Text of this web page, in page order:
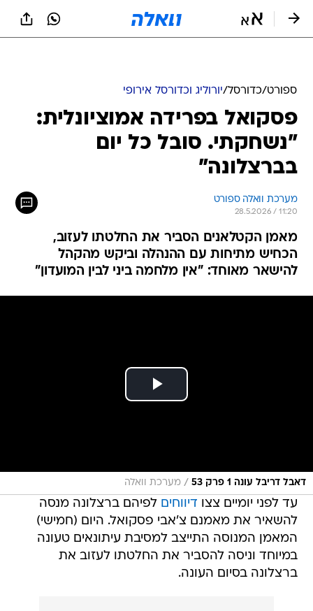
ספורט/כדורסל/יורוליג וכדורסל אירופי
פסקואל בפרידה אמוציונלית:
"נשחקתי. סובל כל יום
בברצלונה"
מערכת וואלה ספורט
28.5.2026 / 11:20
מאמן הקטלאנים הסביר את החלטתו לעזוב,
הכחיש מתיחות עם ההנהלה וביקש מהקהל
להישאר מאוחד: "אין מלחמה ביני לבין המועדון"
דאבל דריבל עונה 1 פרק 53 / מערכת וואלה
עד לפני יומיים צצו דיווחים לפיהם ברצלונה מנסה
להשאיר את מאמנם צ'אבי פסקואל. היום (חמישי)
המאמן המנוסה התייצב למסיבת עיתונאים טעונה
במיוחד וניסה להסביר את החלטתו לעזוב את
ברצלונה בסיום העונה.